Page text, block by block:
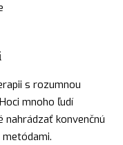
s rozumnou
mnoho ľudí
nahrádzať konvenčnú